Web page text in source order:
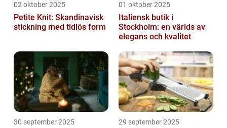
02 oktober 2025
Petite Knit: Skandinavisk
stickning med tidlös form
01 oktober 2025
Italiensk butik i
Stockholm: en världs av
elegans och kvalitet
30 september 2025 29 september 2025